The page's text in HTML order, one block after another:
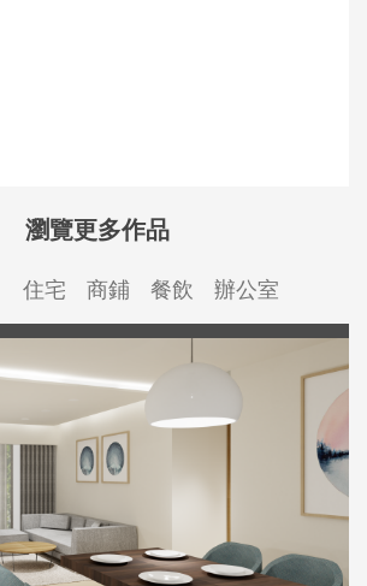
瀏覽更多作品
住宅 商鋪 餐飲 辦公室